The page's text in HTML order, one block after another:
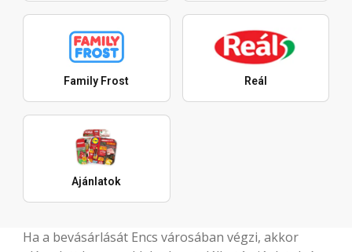
Family Frost Reál
Ajánlatok
Ha a bevásárlását Encs városában végzi, akkor